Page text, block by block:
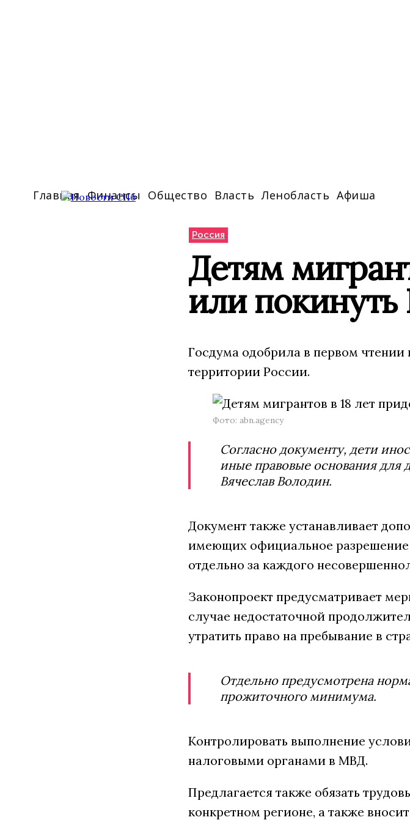
Главная Финансы Общество Власть Ленобласть Афиша
Россия
Детям
или
Госдума одобрила в первом чтении
территории России.
Фото: abn.agency
Согласно документу, дети
иные правовые основания для
Вячеслав Володин.
Документ также устанавливает
имеющих официальное разрешение
отдельно за каждого
Законопроект предусматривает
случае недостаточной
утратить право на пребывание в
Отдельно предусмотрена
прожиточного минимума.
Контролировать выполнение
налоговыми органами в МВД.
Предлагается также обязать
конкретном регионе, а также